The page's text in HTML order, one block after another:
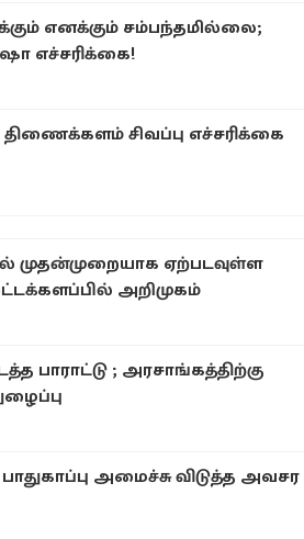
எனக்கும் சம்பந்தமில்லை;
எச்சரிக்கை!
சிவப்பு எச்சரிக்கை
முதன்முறையாக ஏற்படவுள்ள
அறிமுகம்
பாராட்டு ; அரசாங்கத்திற்கு
அமைச்சு விடுத்த அவசர